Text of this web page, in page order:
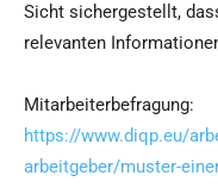
Sicht sichergestellt,
relevanten
Mitarbeiterbefragung:
https://www.diqp.eu/
arbeitgeber/muster-